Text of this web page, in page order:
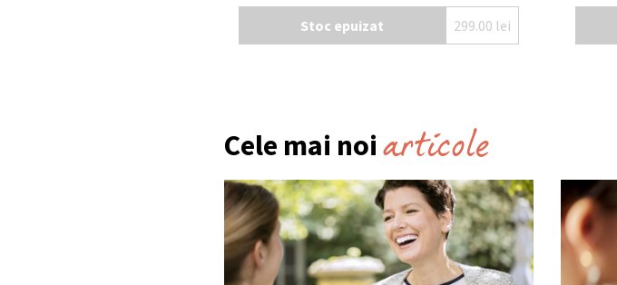
Stoc epuizat 299.00 lei
Cele mai noi articole